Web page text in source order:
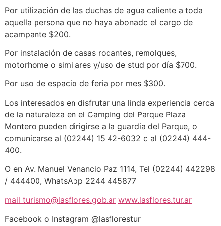
Por utilización de las duchas de agua caliente a toda
aquella persona que no haya abonado el cargo de
acampante $200.
Por instalación de casas rodantes, remolques,
motorhome o similares y/uso de stud por día $700.
Por uso de espacio de feria por mes $300.
Los interesados en disfrutar una linda experiencia cerca
de la naturaleza en el Camping del Parque Plaza
Montero pueden dirigirse a la guardia del Parque, o
comunicarse al (02244) 15 42-6032 o al (02244) 444-
400.
O en Av. Manuel Venancio Paz 1114, Tel (02244) 442298
/ 444400, WhatsApp 2244 445877
mail turismo@lasflores.gob.ar www.lasflores.tur.ar
Facebook o Instagram @lasflorestur